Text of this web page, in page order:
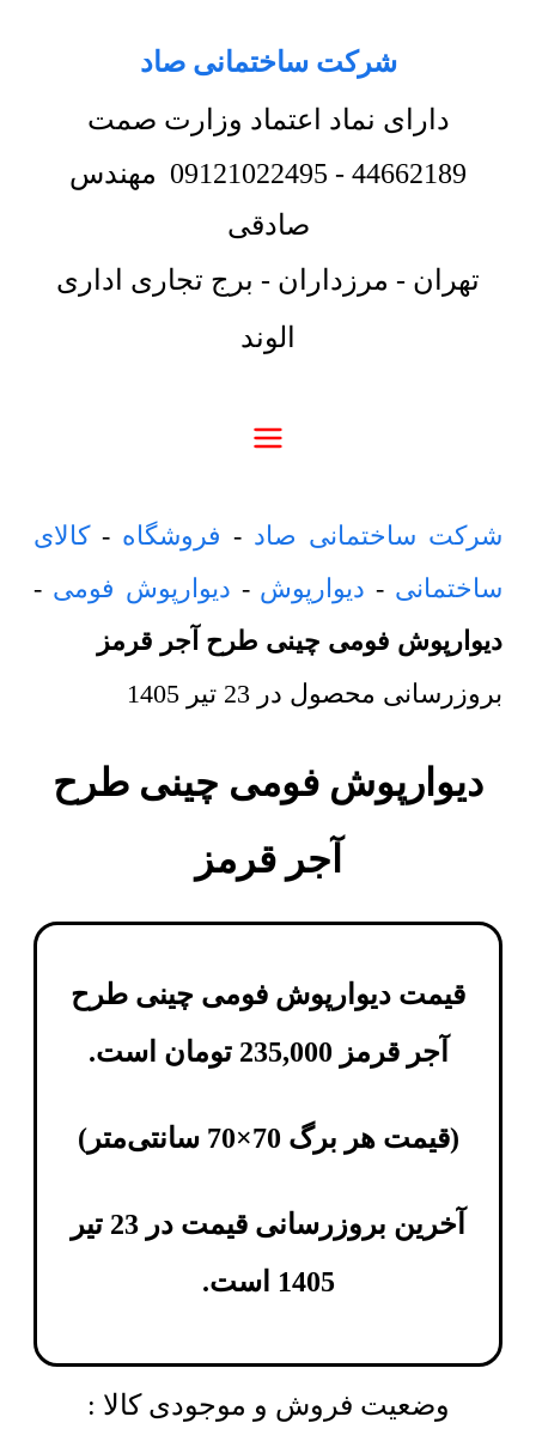
شرکت ساختمانی صاد
دارای نماد اعتماد وزارت صمت
44662189
-
09121022495 مهندس
صادقی
تهران - مرزداران - برج تجاری اداری
الوند
شرکت ساختمانی صاد - فروشگاه -کالای
ساختمانی - دیوارپوش - دیوارپوش فومی -
دیوارپوش فومی چینی طرح آجر قرمز
بروزرسانی محصول در 23 تیر 1405
دیوارپوش فومی چینی طرح
آجر قرمز
قیمت دیوارپوش فومی چینی طرح
آجر قرمز 235,000 تومان است.
(قیمت هر برگ 70×70 سانتی‌متر )
آخرین بروزرسانی قیمت در 23 تیر
1405 است.
وضعیت فروش و موجودی کالا :